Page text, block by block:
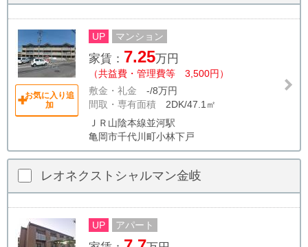
お気に入り追
加
UP マンション
家賃： 7.25万円
（共益費・管理費等 3,500円）
敷金・礼金 -/8万円
間取・専有面積 2DK/47.1㎡
ＪＲ山陰本線並河駅
亀岡市千代川町小林下戸
レオネクストシャルマン金岐
UP アパート